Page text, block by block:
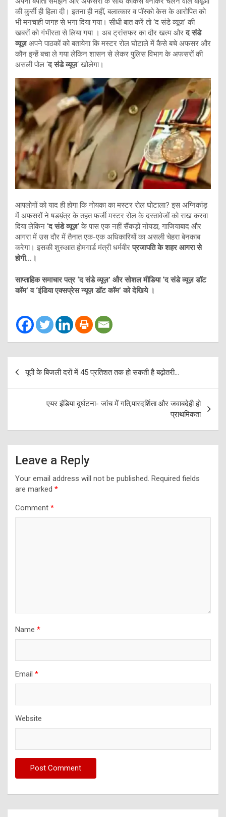
की कुर्सी ही हिला दी। इतना ही नहीं, बलात्कार व पॉस्को केस के आरोपित को
भी मनचाही जगह से भगा दिया गया। सीधी बात करें तो ‘द संडे व्यूज़’ की
खबरों को गंभीरता से लिया गया । अब ट्रांसफर का दौर खत्म औरद संडे
व्यूज़अपने पाठकों को बतायेगा कि मस्टर रोल घोटाले में कैसे बचे अफसर और
कौन इन्हें बचा ले गया लेकिन शासन से लेकर पुलिस विभाग के अफसरों की
असली पोल ‘द संडे व्यूज़‘ खोलेगा।
आपलोगों को याद ही होगा कि नोयका का मस्टर रोल घोटाला? इस अग्निकांड़
में अफसरों ने षडय़ंत्र के तहत फर्जी मस्टर रोल के दस्तावेजों को राख करवा
दिया लेकिन ‘द संडे व्यूज़‘ के पास एक नहीं सैंकड़ों नोयडा, गाजियाबाद और
आगरा में उस दौर में तैनात एक-एक अधिकारियों का असली चेहरा बेनकाब
करेगा। इसकी शुरुआत होमगार्ड मंत्री धर्मवीरप्रजापति के शहर आगरा से
होगी…।
साप्ताहिक समाचार पत्र ‘द संडे व्यूज़’ और सोशल मीडिया ‘द संडे व्यूज़ डॉट
कॉम’ व ‘इंडिया एक्सप्रेस न्यूज़ डॉट कॉम’ को देखिये ।
navigation
यूपी के बिजली दरों में 45 प्रतिशत तक हो सकती है बढ़ोतरी…
एयर इंडिया दुर्घटना- जांच में गति,पारदर्शिता और जवाबदेही हो
प्राथमिकता
Leave a Reply
Your email address will not be published. Required fields
are marked *
Comment *
Name *
Email *
Website